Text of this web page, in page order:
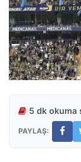
5 dk okuma
PAYLAŞ: